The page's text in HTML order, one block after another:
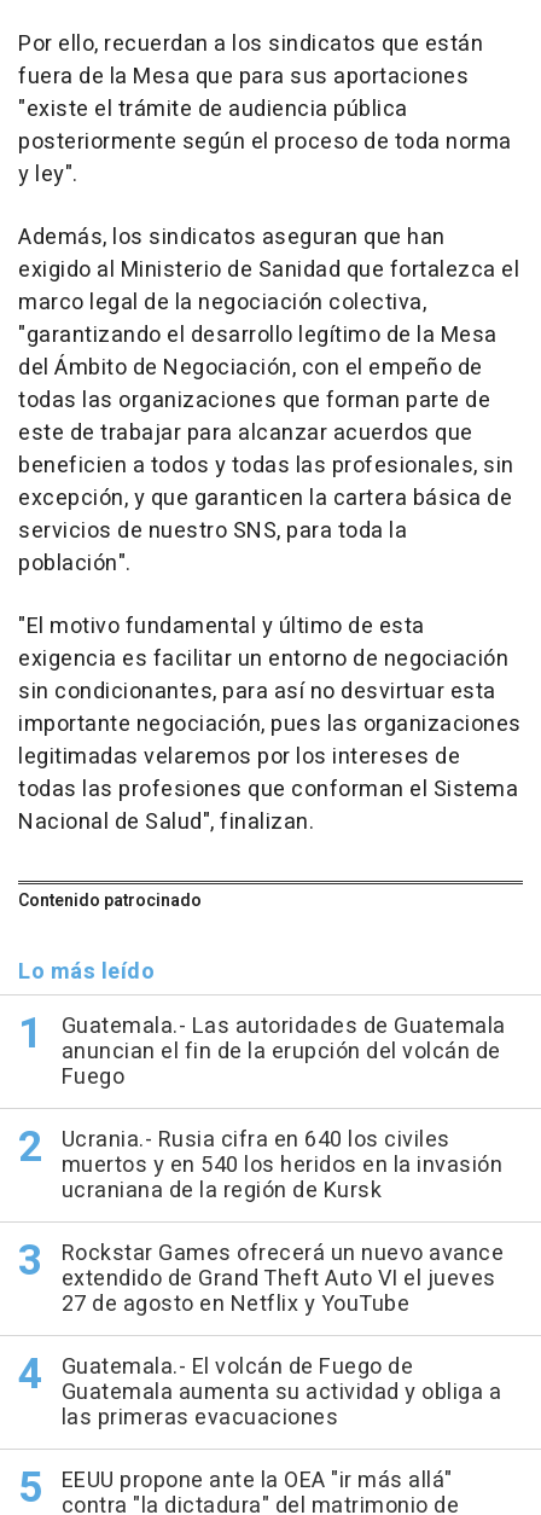
Por ello, recuerdan a los sindicatos que están
fuera de la Mesa que para sus aportaciones
"existe el trámite de audiencia pública
posteriormente según el proceso de toda norma
y ley".
Además, los sindicatos aseguran que han
exigido al Ministerio de Sanidad que fortalezca el
marco legal de la negociación colectiva,
"garantizando el desarrollo legítimo de la Mesa
del Ámbito de Negociación, con el empeño de
todas las organizaciones que forman parte de
este de trabajar para alcanzar acuerdos que
beneficien a todos y todas las profesionales, sin
excepción, y que garanticen la cartera básica de
servicios de nuestro SNS, para toda la
población".
"El motivo fundamental y último de esta
exigencia es facilitar un entorno de negociación
sin condicionantes, para así no desvirtuar esta
importante negociación, pues las organizaciones
legitimadas velaremos por los intereses de
todas las profesiones que conforman el Sistema
Nacional de Salud", finalizan.
Contenido patrocinado
Lo más leído
Guatemala.- Las autoridades de Guatemala
anuncian el fin de la erupción del volcán de
Fuego
Ucrania.- Rusia cifra en 640 los civiles
muertos y en 540 los heridos en la invasión
ucraniana de la región de Kursk
Rockstar Games ofrecerá un nuevo avance
extendido de Grand Theft Auto VI el jueves
27 de agosto en Netflix y YouTube
Guatemala.- El volcán de Fuego de
Guatemala aumenta su actividad y obliga a
las primeras evacuaciones
EEUU propone ante la OEA "ir más allá"
contra "la dictadura" del matrimonio de